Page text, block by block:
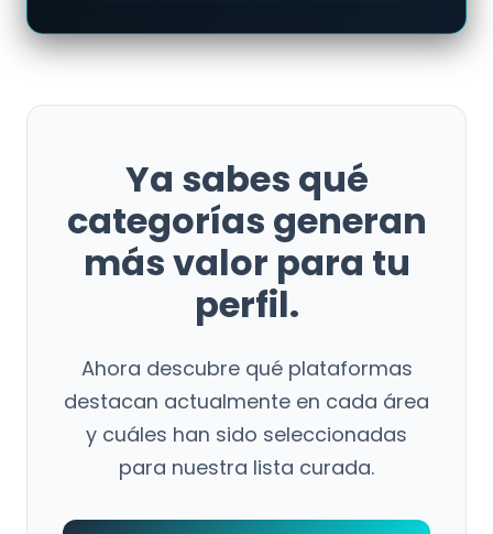
Ya sabes qué
categorías generan
más valor para tu
perfil.
Ahora descubre qué plataformas
destacan actualmente en cada área
y cuáles han sido seleccionadas
para nuestra lista curada.